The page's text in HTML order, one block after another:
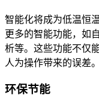
智能化将成为低温恒
更多的智能功能，如
析等。这些功能不仅
人为操作带来的误差。
环保节能